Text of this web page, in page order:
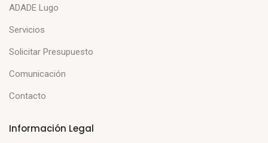
ADADE Lugo
Servicios
Solicitar Presupuesto
Comunicación
Contacto
Información Legal